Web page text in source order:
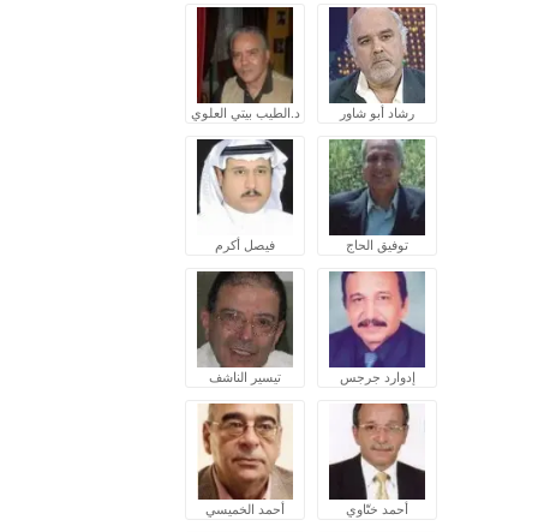
رشاد أبو شاور د.الطيب بيتي العلوي
توفيق الحاج فيصل أكرم
إدوارد جرجس تيسير الناشف
أحمد ختّاوي أحمد الخميسي